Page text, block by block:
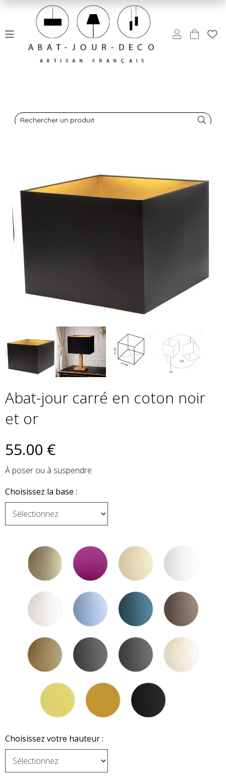
Rechercher un produit
Abat-jour carré en coton noir
et or
55.00 €
À poser ou à suspendre
Choisissez la base :
Choisissez votre hauteur :